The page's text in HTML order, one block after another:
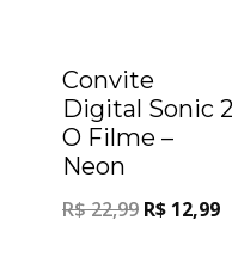
Convite
Digital Sonic 2
O Filme –
Neon
R$22,99 R$ 12,99